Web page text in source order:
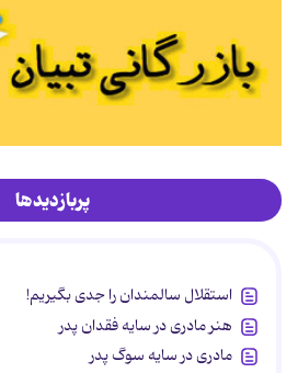
پربازدیدها
استقلال سالمندان را جدی بگیریم!
هنر مادری در سایه‌ فقدان پدر
مادری در سایه سوگ پدر